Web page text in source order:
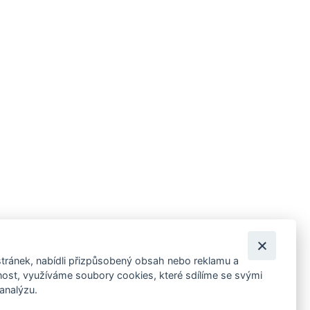
pozvánky na kulturní a sportovní akce?
nabídli přizpůsobený obsah nebo reklamu a
využíváme soubory cookies, které sdílíme se svými